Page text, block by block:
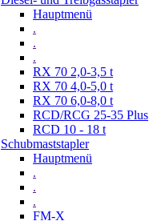
Hauptmenü
.
.
.
RX 70 2,0-3,5 t
RX 70 4,0-5,0 t
RX 70 6,0-8,0 t
RCD/RCG 25-35 Plus
RCD 10 - 18 t
Schubmaststapler
Hauptmenü
.
.
.
FM-X